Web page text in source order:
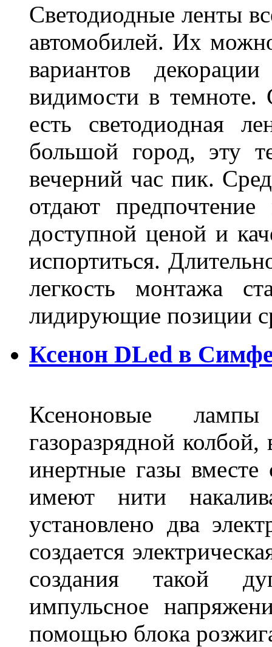
Светодиодные ленты
автомобилей. Их
вариантов
видимости в темноте.
есть светодиодная
большой город, эту
вечерний час пик.
отдают
доступной ценой и
испортиться.
легкость монтажа
лидирующие
Ксенон DLed в
Ксеноновые
газоразрядной
инертные газы
имеют нити
установлено два
создается
создания такой
импульсное
помощью блока